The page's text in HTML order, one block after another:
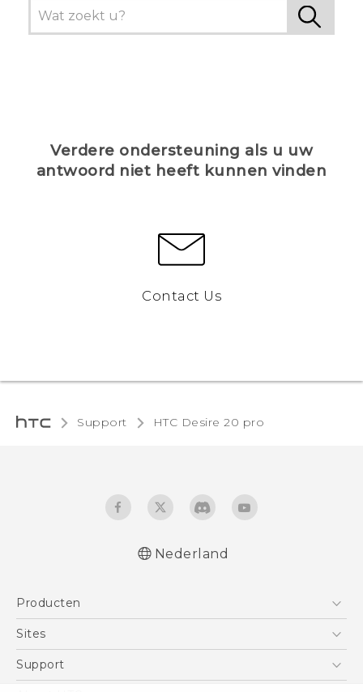
Verdere ondersteuning als u uw
antwoord niet heeft kunnen vinden
Contact Us
Support ‎HTC Desire 20 pro‎
Nederlands - Gebruikershandleiding
User manual
Nederland
Producten
Telefoons
Vive
Sites
HTC Vive
Support